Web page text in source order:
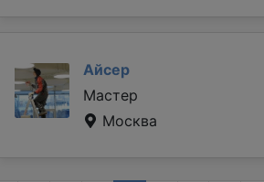
Айсер
Мастер
Москва